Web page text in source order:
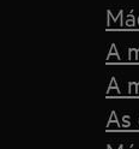
A
A
As